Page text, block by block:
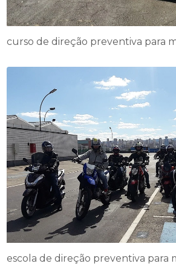
curso de direção preventiva para
escola de direção preventiva para